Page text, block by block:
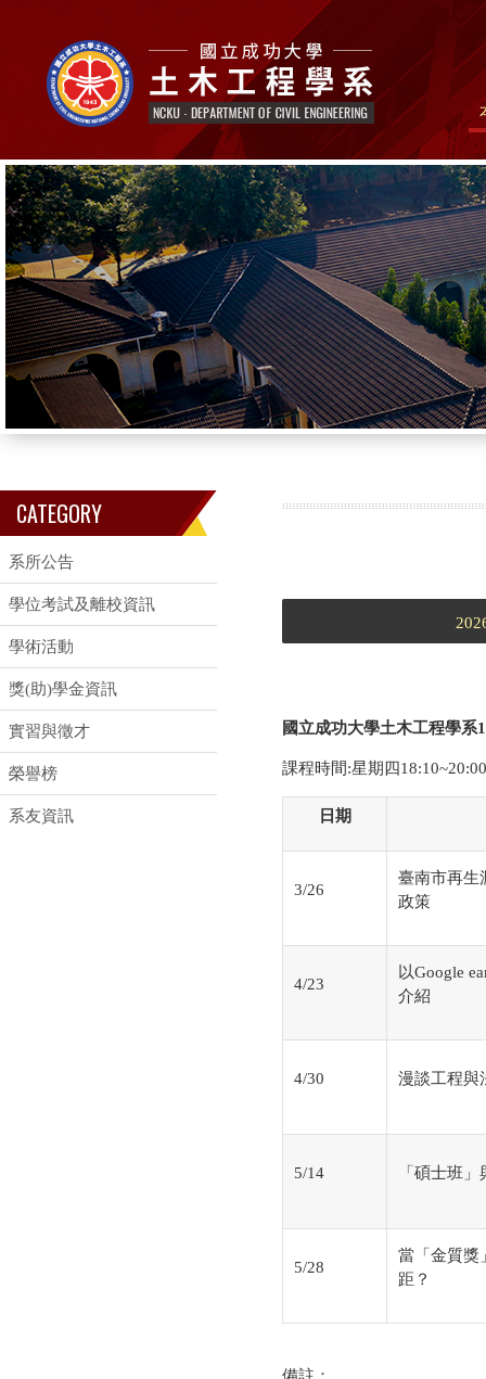
CATEGORY
系所公告
學位考試及離校資訊
學術活動
獎(助)學金資訊
實習與徵才
榮譽榜
系友資訊
國立成功大學土木工程學系
課程時間:星期四
日期
3/26
臺南市再生
政策
4/23
以Google
介紹
4/30 漫談工程與
5/14 「碩士班
5/28
當「金質獎
距？